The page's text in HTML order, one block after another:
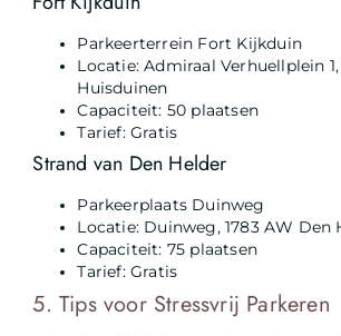
Parkeerterrein Fort Kijkduin
Locatie: Admiraal Verhuellplein 1,
Huisduinen
Capaciteit: 50 plaatsen
Tarief: Gratis
Strand van Den Helder
Parkeerplaats Duinweg
Locatie: Duinweg, 1783 AW Den
Capaciteit: 75 plaatsen
Tarief: Gratis
5. Tips voor Stressvrij Parkeren